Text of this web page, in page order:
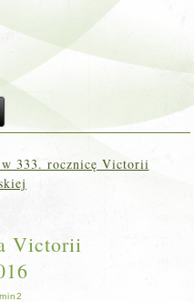
w 333. rocznicę Victorii
Victorii